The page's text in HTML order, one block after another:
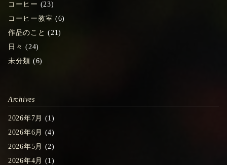
コーヒー (23)
コーヒー教室 (6)
作品のこと (21)
日々 (24)
未分類 (6)
Archives
2026年7月
(1)
2026年6月
(4)
2026年5月
(2)
2026年4月
(1)